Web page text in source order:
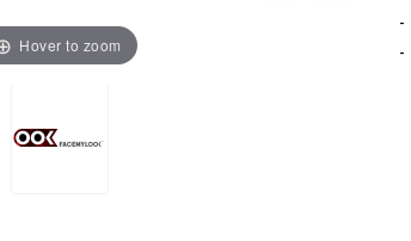
Hover to zoom